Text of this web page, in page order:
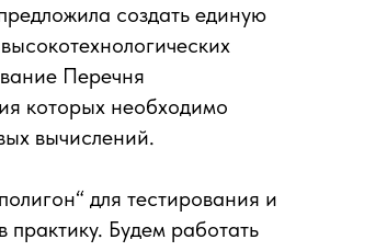
создать единую
Перечня
которых необходимо
вычислений.
для тестирования и
практику. Будем работать